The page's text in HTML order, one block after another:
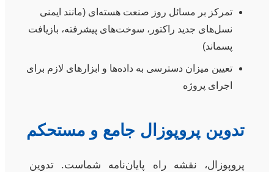
تمرکز بر مسائل روز صنعت هسته‌ای (مانند ایمنی
نسل‌های جدید راکتور، سوخت‌های پیشرفته، بازیافت
پسماند)
تعیین میزان دسترسی به داده‌ها و ابزارهای لازم برای
اجرای پروژه
تدوین پروپوزال جامع و مستحکم
پروپوزال، نقشه راه پایان‌نامه شماست. تدوین